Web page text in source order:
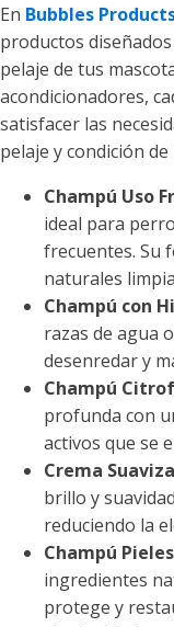
En Bubbles
productos
pelaje de tus
acondicionadores,
satisfacer las
pelaje y condición de
Champú Uso
ideal para
frecuentes. Su
naturales
Champú con
razas de agua
desenredar y
Champú
profunda con
activos que se
Crema
brillo y
reduciendo la
Champú
ingredientes
protege y